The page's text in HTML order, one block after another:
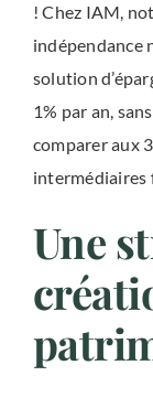
! Chez IAM,
indépendance
solution
1% par an,
comparer aux
intermédiaires
Une